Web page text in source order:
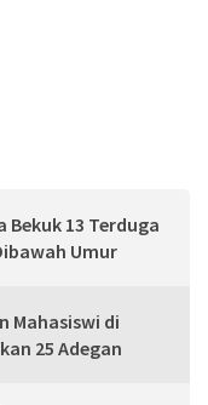
Bekuk 13 Terduga
Umur
Mahasiswi di
25 Adegan